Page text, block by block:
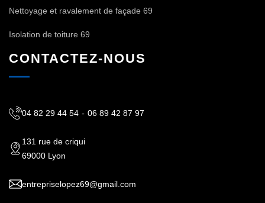
Nettoyage et ravalement de façade 69
Isolation de toiture 69
CONTACTEZ-NOUS
04 82 29 44 54 - 06 89 42 87 97
131 rue de criqui
69000 Lyon
entrepriselopez69@gmail.com